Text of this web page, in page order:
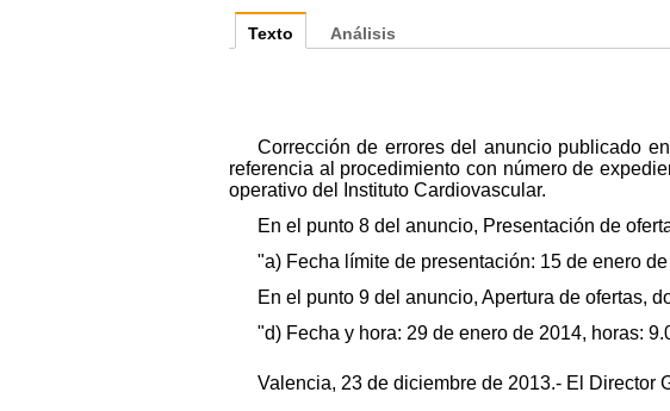
Texto
Corrección de errores del anuncio publicado
referencia al procedimiento con número de
operativo del Instituto Cardiovascular.
En el punto 8 del anuncio, Presentación de
"a) Fecha límite de presentación: 15 de enero
En el punto 9 del anuncio, Apertura de ofertas,
"d) Fecha y hora: 29 de enero de 2014, horas:
Valencia, 23 de diciembre de 2013.- El Director
Análisis